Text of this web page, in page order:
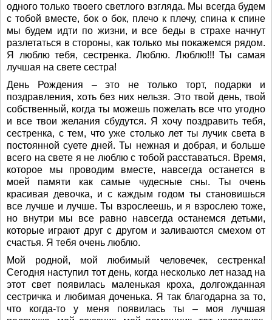
одного только твоего светлого взгляда. Мы всегда будем
с тобой вместе, бок о бок, плечо к плечу, спина к спине
мы будем идти по жизни, и все беды в страхе начнут
разлетаться в стороны, как только мы покажемся рядом.
Я люблю тебя, сестренка. Люблю. Люблю!!! Ты самая
лучшая на свете сестра!
День Рождения – это не только торт, подарки и
поздравления, хоть без них нельзя. Это твой день, твой
собственный, когда ты можешь пожелать все что угодно
и все твои желания сбудутся. Я хочу поздравить тебя,
сестренка, с тем, что уже столько лет ты лучик света в
постоянной суете дней. Ты нежная и добрая, и больше
всего на свете я не люблю с тобой расставаться. Время,
которое мы проводим вместе, навсегда останется в
моей памяти как самые чудесные сны. Ты очень
красивая девочка, и с каждым годом ты становишься
все лучше и лучше. Ты взрослеешь, и я взрослею тоже,
но внутри мы все равно навсегда останемся детьми,
которые играют друг с другом и заливаются смехом от
счастья. Я тебя очень люблю.
Мой родной, мой любимый человечек, сестренка!
Сегодня наступил тот день, когда несколько лет назад на
этот свет появилась маленькая кроха, долгожданная
сестричка и любимая доченька. Я так благодарна за то,
что когда-то у меня появилась ты – моя лучшая